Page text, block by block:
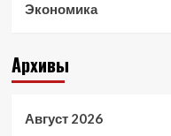
Экономика
Архивы
Август 2026